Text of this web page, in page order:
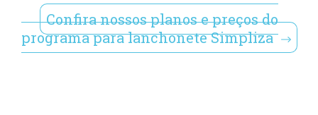
Confira nossos planos e preços do
programa para lanchonete Simpliza